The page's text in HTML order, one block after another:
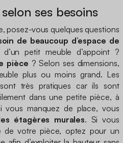
ses besoins
posez-vous quelques questions
de beaucoup d’espace de
petit meuble d’appoint ?
pièce ? Selon ses dimensions,
plus ou moins grand. Les
sont très pratiques car ils sont
dans une petite pièce, à
manquez de place, vous
étagères murales. Si vous
de votre pièce, optez pour un